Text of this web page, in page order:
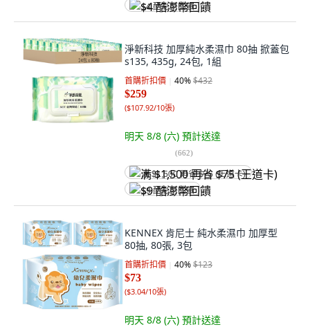
$4 酷澎幣回饋
淨新科技 加厚純水柔濕巾 80抽 掀蓋包
s135, 435g, 24包, 1組
首購折扣價 40%$432
$259
($107.92/10張)
明天 8/8 (六) 預計送達
(662)
满 $1,500 再省 $75 (王道卡)
$9 酷澎幣回饋
KENNEX 肯尼士 純水柔濕巾 加厚型
80抽, 80張, 3包
首購折扣價 40%$123
$73
($3.04/10張)
明天 8/8 (六) 預計送達